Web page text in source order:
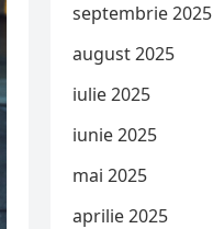
septembrie 2025
august 2025
iulie 2025
iunie 2025
mai 2025
aprilie 2025